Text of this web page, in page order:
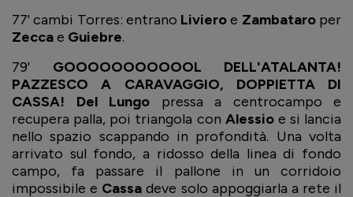
77' cambi Torres: entrano Livieroe Zambataroper
Zeccae Guiebre.
79' GOOOOOOOOOOOL DELL'ATALANTA!
PAZZESCO A CARAVAGGIO, DOPPIETTA DI
CASSA! Del Lungo pressa a centrocampo e
recupera palla, poi triangola con Alessioe si lancia
nello spazio scappando in profondità. Una volta
arrivato sul fondo, a ridosso della linea di fondo
campo, fa passare il pallone in un corridoio
impossibile e Cassa deve solo appoggiarla a rete il